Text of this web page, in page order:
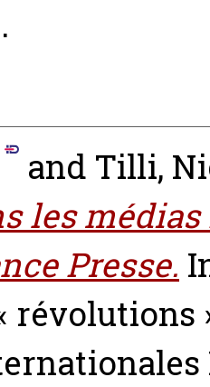
and Tilli,
les
Presse.